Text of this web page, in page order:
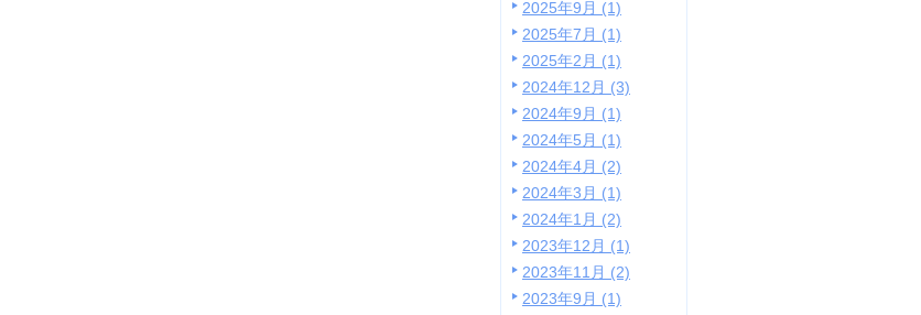
2025年9月 (1)
2025年7月 (1)
2025年2月 (1)
2024年12月 (3)
2024年9月 (1)
2024年5月 (1)
2024年4月 (2)
2024年3月 (1)
2024年1月 (2)
2023年12月 (1)
2023年11月 (2)
2023年9月 (1)